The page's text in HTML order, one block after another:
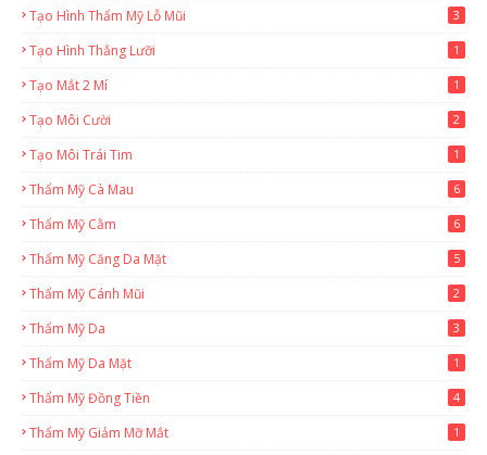
Tạo Hình Thẩm Mỹ Lỗ Mũi 3
Tạo Hình Thắng Lưỡi 1
Tạo Mắt 2 Mí 1
Tạo Môi Cười 2
Tạo Môi Trái Tim 1
Thẩm Mỹ Cà Mau 6
Thẩm Mỹ Cằm 6
Thẩm Mỹ Căng Da Mặt 5
Thẩm Mỹ Cánh Mũi 2
Thẩm Mỹ Da 3
Thẩm Mỹ Da Mặt 1
Thẩm Mỹ Đồng Tiền 4
Thẩm Mỹ Giảm Mỡ Mắt 1